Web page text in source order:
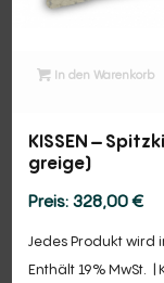
In den Warenkorb
KISSEN –
greige)
328,00€
Jedes Produkt wird
Enthält 19% MwSt.